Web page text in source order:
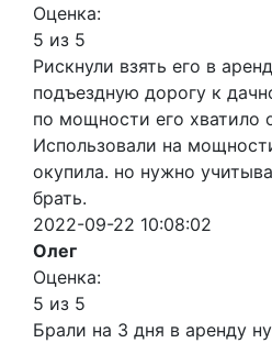
Оценка:
5 из 5
Рискнули взять его в
подъездную дорогу к
по мощности его хватило
Использовали на
окупила. но нужно
брать.
2022-09-22 10:08:02
Олег
Оценка:
5 из 5
Брали на 3 дня в аренду